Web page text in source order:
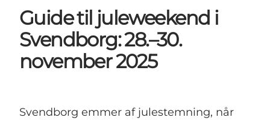
handelsbyen Svendborg
Overnatning
Planlæg din tur
Guide til juleweekend i
Svendborg: 28.–30.
november 2025
Svendborg emmer af julestemning, når